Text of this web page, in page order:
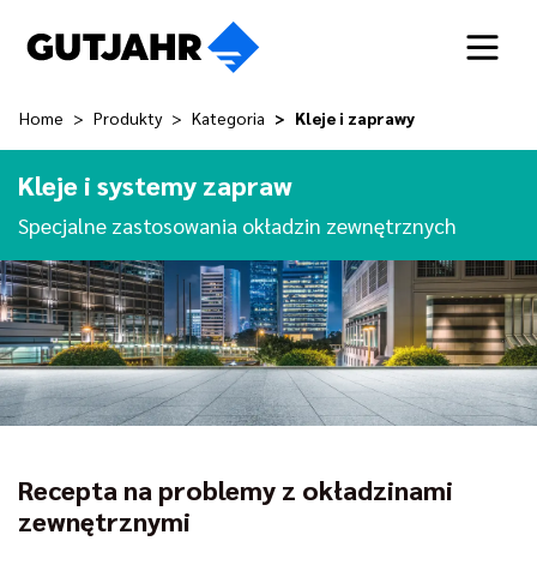
Home Produkty Kategoria Kleje i zaprawy
Kleje i systemy zapraw
Specjalne zastosowania okładzin zewnętrznych
Recepta na problemy z okładzinami
zewnętrznymi